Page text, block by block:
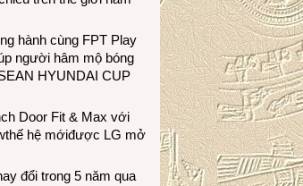
hành cùng FPT Play
người hâm mộ bóng
HYUNDAI CUP
Door Fit & Max với
hệ mớiđược LG mở
đổi trong 5 năm qua